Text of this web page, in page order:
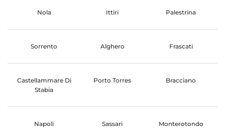
Nola Ittiri Palestrina
Sorrento Alghero Frascati
Castellammare Di
Stabia
Porto Torres Bracciano
Napoli Sassari Monterotondo